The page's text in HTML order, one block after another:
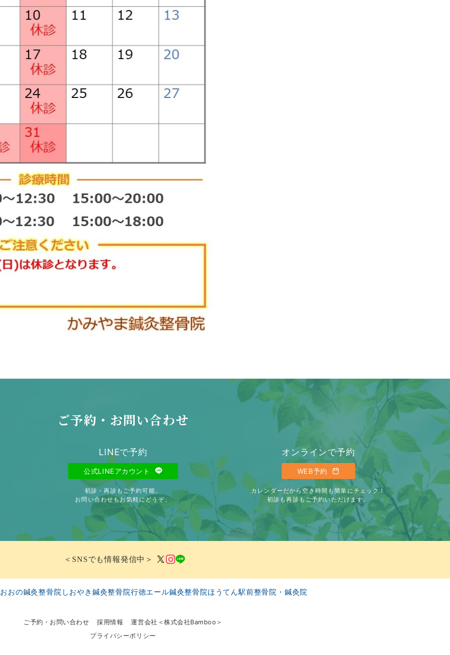
ご予約・お問い合わせ
LINEで予約
公式LINEアカウント
初診・再診もご予約可能。
お問い合わせもお気軽にどうぞ。
オンラインで予約
WEB予約
カレンダーだから空き時間も簡単にチェック！
初診も再診もご予約いただけます。
＜SNSでも情報発信中＞
おおの鍼灸整骨院 しおやき鍼灸整骨院行徳エール鍼灸整骨院ほうてん駅前整骨院・鍼灸院
ご予約・お問い合わせ 採用情報
運営会社＜株式会社Bamboo＞
プライバシーポリシー